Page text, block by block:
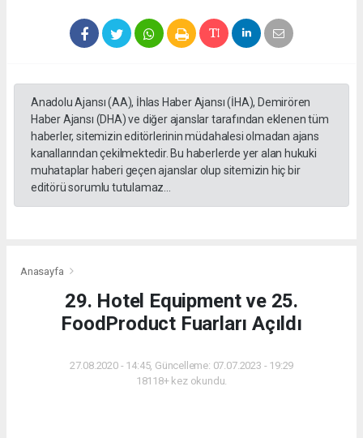
Anadolu Ajansı (AA), İhlas Haber Ajansı (İHA), Demirören
Haber Ajansı (DHA) ve diğer ajanslar tarafından eklenen tüm
haberler, sitemizin editörlerinin müdahalesi olmadan ajans
kanallarından çekilmektedir. Bu haberlerde yer alan hukuki
muhataplar haberi geçen ajanslar olup sitemizin hiç bir
editörü sorumlu tutulamaz...
Anasayfa
29. Hotel Equipment ve 25.
FoodProduct Fuarları Açıldı
27.08.2020 - 14:45, Güncelleme: 07.07.2023 - 19:29
18118+ kez okundu.